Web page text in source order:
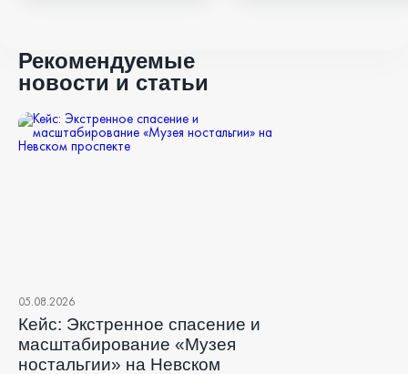
Рекомендуемые
новости и статьи
05.08.2026
Кейс: Экстренное спасение и
масштабирование «Музея
ностальгии» на Невском